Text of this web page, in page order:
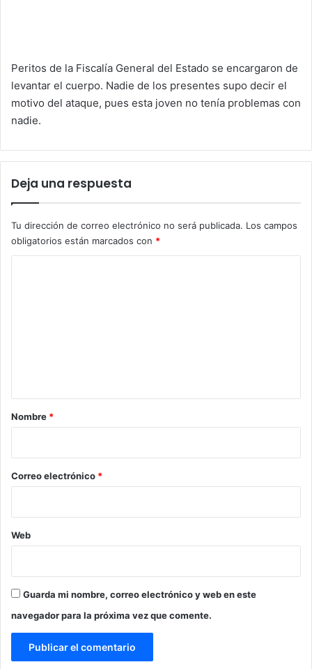
Peritos de la Fiscalía General del Estado se encargaron de
levantar el cuerpo. Nadie de los presentes supo decir el
motivo del ataque, pues esta joven no tenía problemas con
nadie.
Deja una respuesta
Tu dirección de correo electrónico no será publicada. Los campos
obligatorios están marcados con *
r
*
Nombre *
Correo electrónico *
Web
Guarda mi nombre, correo electrónico y web en este
navegador para la próxima vez que comente.